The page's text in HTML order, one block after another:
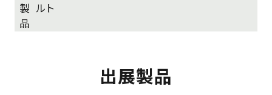
製
品
ルト
出展製品